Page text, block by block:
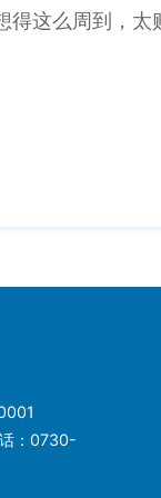
这么周到，太
：0730-